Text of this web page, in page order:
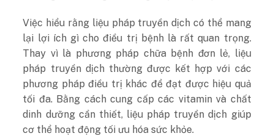
Việc hiểu rằng liệu pháp truyền dịch có thể mang
lại lợi ích gì cho điều trị bệnh là rất quan trọng.
Thay vì là phương pháp chữa bệnh đơn lẻ, liệu
pháp truyền dịch thường được kết hợp với các
phương pháp điều trị khác để đạt được hiệu quả
tối đa. Bằng cách cung cấp các vitamin và chất
dinh dưỡng cần thiết, liệu pháp truyền dịch giúp
cơ thể hoạt động tối ưu hóa sức khỏe.